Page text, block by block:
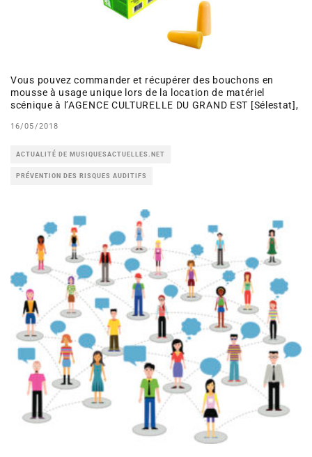
Vous pouvez commander et récupérer des bouchons en
mousse à usage unique lors de la location de matériel
scénique à l’AGENCE CULTURELLE DU GRAND EST [Sélestat],
16/05/2018
ACTUALITÉ DE MUSIQUESACTUELLES.NET
PRÉVENTION DES RISQUES AUDITIFS